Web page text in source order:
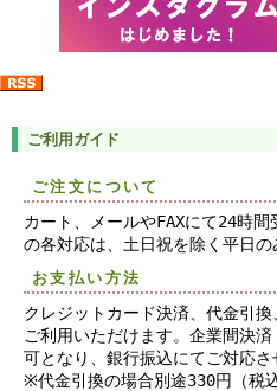
ご利用ガイド
ご注文について
カート、メールやFAXにて24時
の各対応は、土日祝を除く平日の
お支払い方法
クレジットカード決済、代金引
ご利用いただけます。企業間決
可となり、銀行振込にてご対応さ
※代金引換の場合別途330円（税